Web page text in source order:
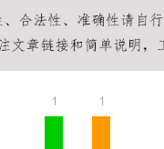
1 1